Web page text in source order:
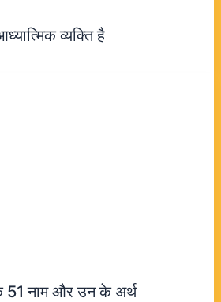
व्यक्ति है
51 नाम और उन के अर्थ